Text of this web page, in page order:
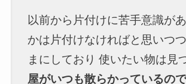
以前から片付けに苦手意識が
かは片付けなければと思いつ
まにしており 使いたい物は見
屋がいつも散らかっているの